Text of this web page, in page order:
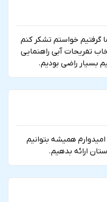
خواستم تشكر كنم
تفريحات آبي راهنمايي
بسيار راضي بوديم.
هميشه بتوانيم
ارائه بدهيم.